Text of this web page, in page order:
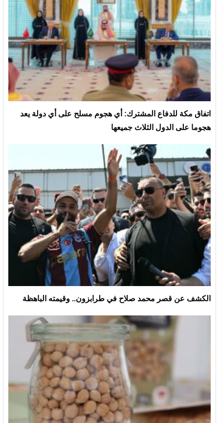
‏اتفاق مكة للدفاع المشترك: أي هجوم مسلح على أي دولة يعد
هجوما على الدول الثلاث جميعها
الكشف عن قصر محمد صلاح في طرابزون.. وقيمته الباهظة